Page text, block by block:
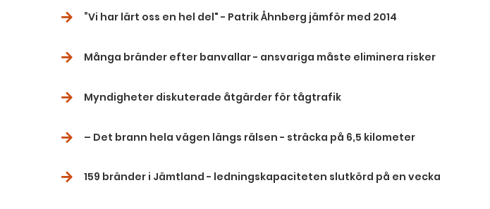
”Vi har lärt oss en hel del" - Patrik Åhnberg jämför med 2014
Många bränder efter banvallar - ansvariga måste eliminera risker
Myndigheter diskuterade åtgärder för tågtrafik
– Det brann hela vägen längs rälsen - sträcka på 6,5 kilometer
159 bränder i Jämtland - ledningskapaciteten slutkörd på en vecka